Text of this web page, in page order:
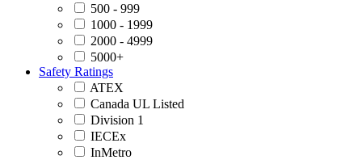
500 - 999
1000 - 1999
2000 - 4999
5000+
Safety Ratings
ATEX
Canada UL Listed
Division 1
IECEx
InMetro